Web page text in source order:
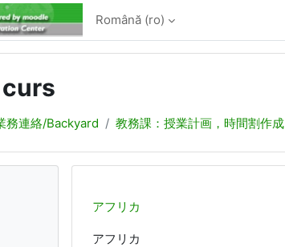
Română ‎(ro)‎
務連絡/Backyard 教務課：授業計画，時間割作成
アフリカ
アフリカ